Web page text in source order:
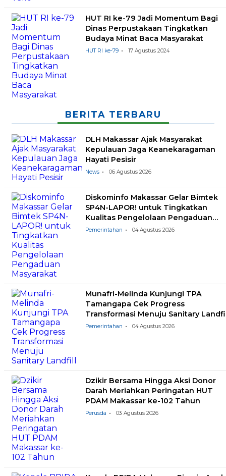
HUT RI ke-79 Jadi Momentum Bagi
Dinas Perpustakaan Tingkatkan
Budaya Minat Baca Masyarakat
HUT RI ke-79 17 Agustus 2024
BERITA TERBARU
DLH Makassar Ajak Masyarakat
Kepulauan Jaga Keanekaragaman
Hayati Pesisir
News 06 Agustus 2026
Diskominfo Makassar Gelar Bimtek
SP4N-LAPOR! untuk Tingkatkan
Kualitas Pengelolaan Pengaduan
Masyarakat
Pemerintahan 04 Agustus 2026
Munafri-Melinda Kunjungi TPA
Tamangapa Cek Progress
Transformasi Menuju Sanitary
Pemerintahan 04 Agustus 2026
Dzikir Bersama Hingga Aksi Donor
Darah Meriahkan Peringatan HUT
PDAM Makassar ke-102 Tahun
Perusda 03 Agustus 2026